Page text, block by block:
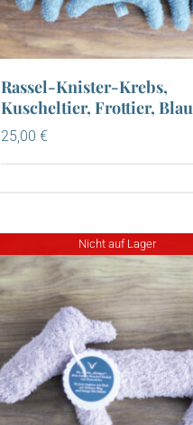
Rassel-Knister-Krebs,
Kuscheltier, Frottier, Blau
25,00€
Nicht auf Lager